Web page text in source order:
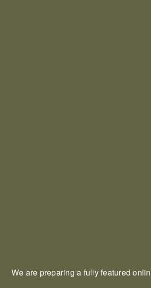
We are preparing a fully featured